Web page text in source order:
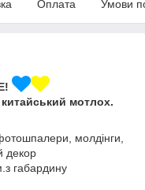
Оплата Умови
мотлох.
молдінги,
декор
габардину